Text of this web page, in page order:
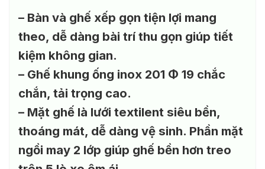
– Bàn và ghế xếp gọn tiện lợi mang
theo, dễ dàng bài trí thu gọn giúp tiết
kiệm không gian.
– Ghế khung ống inox 201 Φ 19 chắc
chắn, tải trọng cao.
– Mặt ghế là lưới textilent siêu bền,
thoáng mát, dễ dàng vệ sinh. Phần mặt
ngồi may 2 lớp giúp ghế bền hơn treo